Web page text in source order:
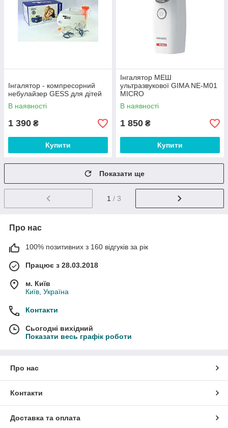
Інгалятор - компресорний
небулайзер GESS для дітей
В наявності
1 390 ₴
Купити
Інгалятор МЕШ
ультразвукової GIMA NE-M01
MICRO
В наявності
1 850 ₴
Купити
Показати ще
1 / 3
Про нас
100% позитивних з 160 відгуків за рік
Працює з 28.03.2018
м. Київ
Київ, Україна
Контакти
Сьогодні вихідний
Показати весь графік роботи
Про нас
Контакти
Доставка та оплата